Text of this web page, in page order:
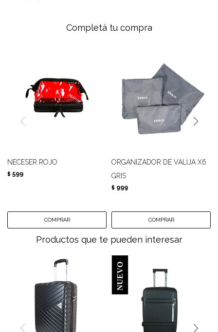
Completá tu compra
NECESER ROJO
$ 599
ORGANIZADOR DE VALIJA X6
GRIS
$ 999
Productos que te pueden interesar